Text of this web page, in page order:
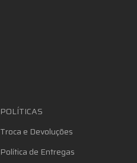
POLÍTICAS
Troca e Devoluções
Política de Entregas